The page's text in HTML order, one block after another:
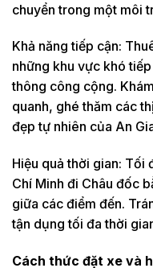
chuyển trong một môi
Khả năng tiếp cận:
những khu vực khó
thông công cộng.
quanh, ghé thăm các
đẹp tự nhiên của An
Hiệu quả thời gian: Tối
Chí Minh đi Châu đốc
giữa các điểm đến.
tận dụng tối đa thời
Cách thức đặt xe và